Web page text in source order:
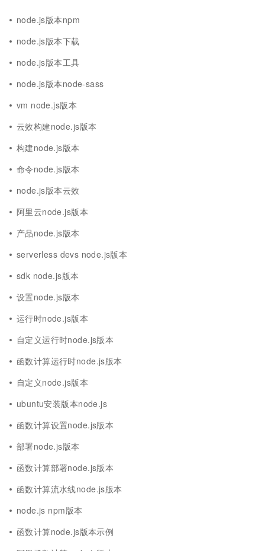
node.js版本npm
node.js版本下载
node.js版本工具
node.js版本node-sass
vm node.js版本
云效构建node.js版本
构建node.js版本
命令node.js版本
node.js版本云效
阿里云node.js版本
产品node.js版本
serverless devs node.js版本
sdk node.js版本
设置node.js版本
运行时node.js版本
自定义运行时node.js版本
函数计算运行时node.js版本
自定义node.js版本
ubuntu安装版本node.js
函数计算设置node.js版本
部署node.js版本
函数计算部署node.js版本
函数计算流水线node.js版本
node.js npm版本
函数计算node.js版本示例